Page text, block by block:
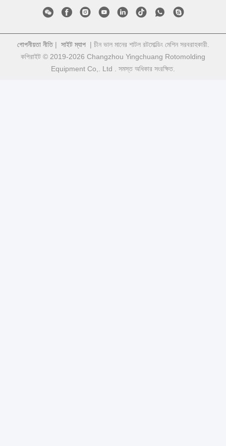
গোপনীয়তা নীতি| সাইট ম্যাপ| চীন ভাল মানের শাটল রটমোল্ডিং মেশিন সরবরাহকারী.
কপিরাইট © 2019-2026 Changzhou Yingchuang Rotomolding
Equipment Co,. Ltd . সমস্ত অধিকার সংরক্ষিত.